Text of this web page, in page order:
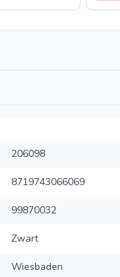
206098
8719743066069
99870032
Zwart
Wiesbaden